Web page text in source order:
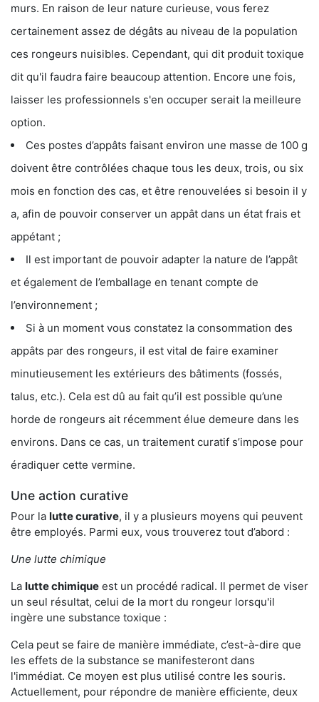
murs. En raison de leur nature curieuse, vous ferez
certainement assez de dégâts au niveau de la population
ces rongeurs nuisibles. Cependant, qui dit produit toxique
dit qu'il faudra faire beaucoup attention. Encore une fois,
laisser les professionnels s'en occuper serait la meilleure
option.
Ces postes d’appâts faisant environ une masse de 100 g
doivent être contrôlées chaque tous les deux, trois, ou six
mois en fonction des cas, et être renouvelées si besoin il y
a, afin de pouvoir conserver un appât dans un état frais et
appétant ;
Il est important de pouvoir adapter la nature de l’appât
et également de l’emballage en tenant compte de
l’environnement ;
Si à un moment vous constatez la consommation des
appâts par des rongeurs, il est vital de faire examiner
minutieusement les extérieurs des bâtiments (fossés,
talus, etc.). Cela est dû au fait qu’il est possible qu’une
horde de rongeurs ait récemment élue demeure dans les
environs. Dans ce cas, un traitement curatif s’impose pour
éradiquer cette vermine.
Une action curative
Pour la lutte curative, il y a plusieurs moyens qui peuvent
être employés. Parmi eux, vous trouverez tout d’abord :
Une lutte chimique
La lutte chimique est un procédé radical. Il permet de viser
un seul résultat, celui de la mort du rongeur lorsqu'il
ingère une substance toxique :
Cela peut se faire de manière immédiate, c’est-à-dire que
les effets de la substance se manifesteront dans
l'immédiat. Ce moyen est plus utilisé contre les souris.
Actuellement, pour répondre de manière efficiente, deux